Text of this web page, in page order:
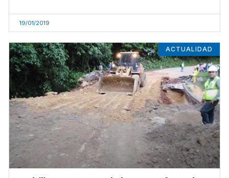
19/01/2019
ACTUALIDAD